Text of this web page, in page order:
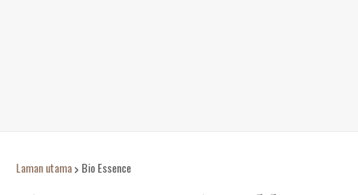
Laman utama Bio Essence